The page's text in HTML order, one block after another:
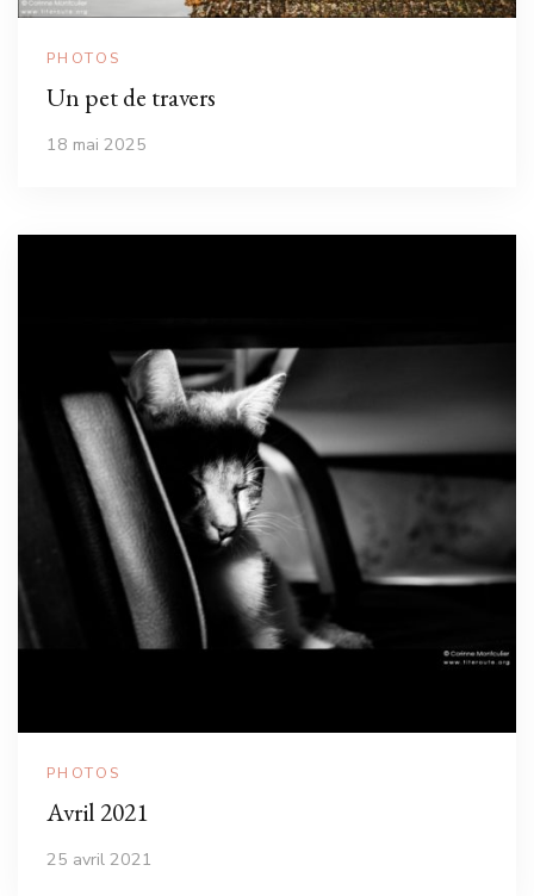
PHOTOS
Un pet de travers
18 mai 2025
PHOTOS
Avril 2021
25 avril 2021